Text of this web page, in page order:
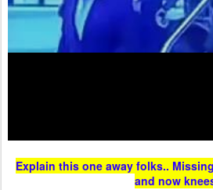
Explain this one away folks..
and now